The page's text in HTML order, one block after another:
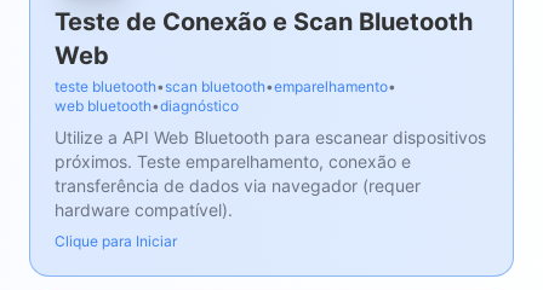
Teste de Conexão e Scan Bluetooth
Web
teste bluetooth• scan bluetooth•emparelhamento•
web bluetooth•diagnóstico
Utilize a API Web Bluetooth para escanear dispositivos
próximos. Teste emparelhamento, conexão e
transferência de dados via navegador (requer
hardware compatível).
Clique para Iniciar